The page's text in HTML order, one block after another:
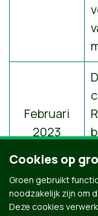
Februari
2023
Cookies op
Groen gebruikt
noodzakelijk zijn om
Deze cookies